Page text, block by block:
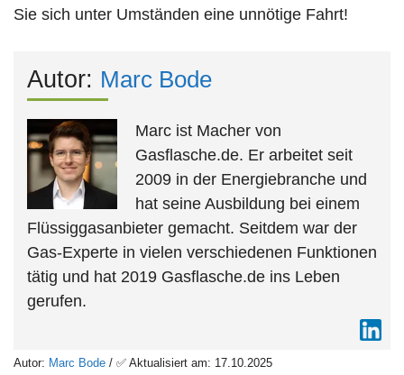
Sie sich unter Umständen eine unnötige Fahrt!
Autor: Marc Bode
Marc ist Macher von
Gasflasche.de. Er arbeitet seit
2009 in der Energiebranche und
hat seine Ausbildung bei einem
Flüssiggasanbieter gemacht. Seitdem war der
Gas-Experte in vielen verschiedenen Funktionen
tätig und hat 2019 Gasflasche.de ins Leben
gerufen.
Autor: Marc Bode / ✅ Aktualisiert am: 17.10.2025